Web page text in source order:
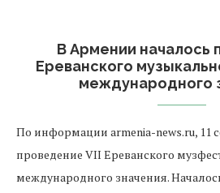
В Армении началось
Ереванского
международного
По информации armenia-news.ru, 11
проведение VII Ереванского
международного значения.